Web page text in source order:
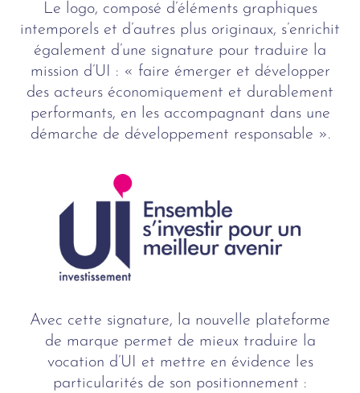
Le logo, composé d’éléments graphiques
intemporels et d’autres plus originaux, s’enrichit
également d’une signature pour traduire la
mission d’UI : « faire émerger et développer
des acteurs économiquement et durablement
performants, en les accompagnant dans une
démarche de développement responsable ».
Avec cette signature, la nouvelle plateforme
de marque permet de mieux traduire la
vocation d’UI et mettre en évidence les
particularités de son positionnement :